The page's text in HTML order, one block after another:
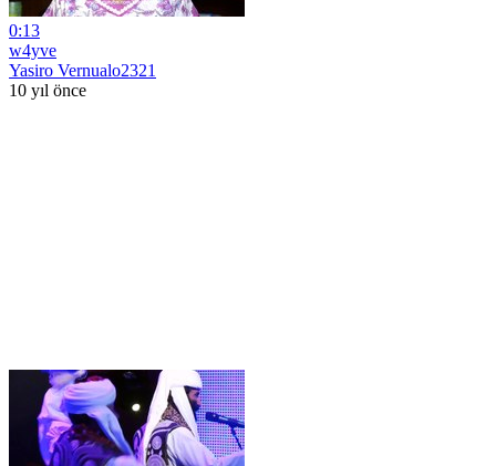
0:13
w4yve
Yasiro Vernualo2321
10 yıl önce